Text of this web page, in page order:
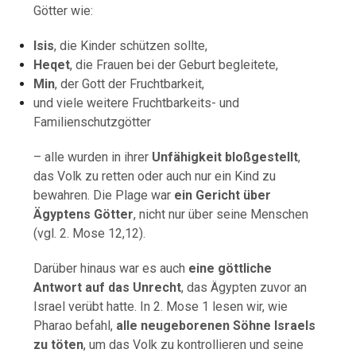
Götter wie:
Isis, die Kinder schützen sollte,
Heqet, die Frauen bei der Geburt begleitete,
Min, der Gott der Fruchtbarkeit,
und viele weitere Fruchtbarkeits- und
Familienschutzgötter
– alle wurden in ihrer Unfähigkeit bloßgestellt,
das Volk zu retten oder auch nur ein Kind zu
bewahren. Die Plage war ein Gericht über
Ägyptens Götter, nicht nur über seine Menschen
(vgl. 2. Mose 12,12).
Darüber hinaus war es auch eine göttliche
Antwort auf das Unrecht, das Ägypten zuvor an
Israel verübt hatte. In 2. Mose 1 lesen wir, wie
Pharao befahl, alle neugeborenen Söhne Israels
zu töten, um das Volk zu kontrollieren und seine